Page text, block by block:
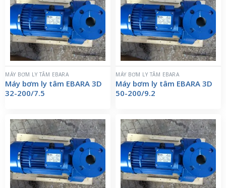
MÁY BƠM LY TÂM EBARA
Máy bơm ly tâm EBARA 3D
32-200/7.5
MÁY BƠM LY TÂM EBARA
Máy bơm ly tâm EBARA 3D
50-200/9.2